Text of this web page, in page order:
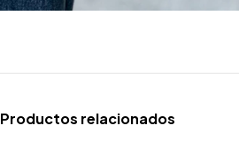
Productos relacionados